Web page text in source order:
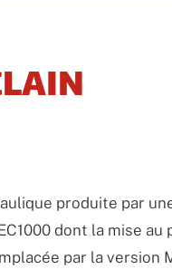
produite par
dont la mise
par la version